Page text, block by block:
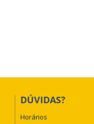
DÚVIDAS?
Horários